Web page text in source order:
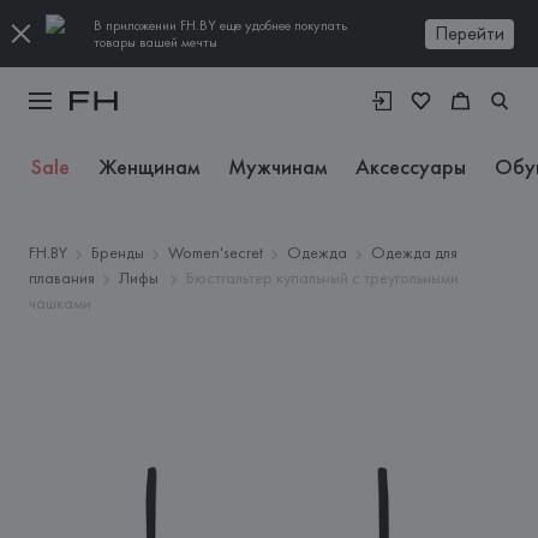
В приложении FH.BY еще удобнее покупать
товары вашей мечты
Перейти
Sale Женщинам Мужчинам Аксессуары
FH.BY Бренды Women'secret Одежда
Одежда для
плавания
Лифы
Бюстгальтер купальный с треугольными
чашками